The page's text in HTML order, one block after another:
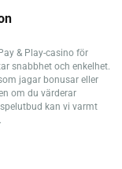
& Play-casino för
snabbhet och enkelhet.
jagar bonusar eller
om du värderar
kan vi varmt